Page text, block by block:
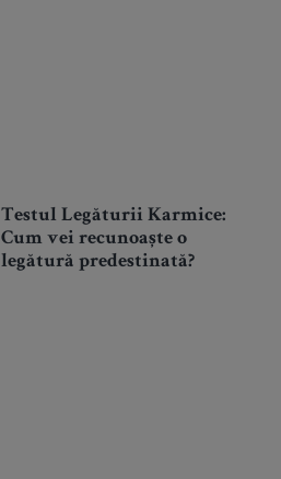
Testul Legăturii Karmice:
Cum vei recunoaște o
legătură predestinată?